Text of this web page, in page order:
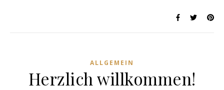
ALLGEMEIN
Herzlich willkommen!